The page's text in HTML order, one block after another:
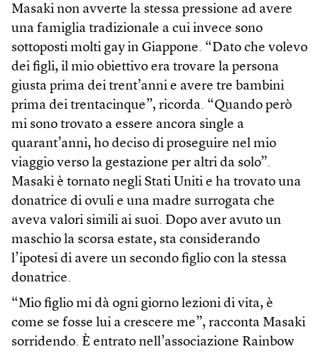
Masaki non avverte la stessa pressione ad avere
una famiglia tradizionale a cui invece sono
sottoposti molti gay in Giappone. “Dato che volevo
dei figli, il mio obiettivo era trovare la persona
giusta prima dei trent’anni e avere tre bambini
prima dei trentacinque”, ricorda. “Quando però
mi sono trovato a essere ancora single a
quarant’anni, ho deciso di proseguire nel mio
viaggio verso la gestazione per altri da solo”.
Masaki è tornato negli Stati Uniti e ha trovato una
donatrice di ovuli e una madre surrogata che
aveva valori simili ai suoi. Dopo aver avuto un
maschio la scorsa estate, sta considerando
l’ipotesi di avere un secondo figlio con la stessa
donatrice.
“Mio figlio mi dà ogni giorno lezioni di vita, è
come se fosse lui a crescere me”, racconta Masaki
sorridendo. È entrato nell’associazione Rainbow